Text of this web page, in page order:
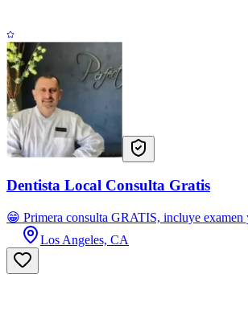
Dentista Local Consulta Gratis
😁 Primera consulta GRATIS, incluye
Los Angeles, CA